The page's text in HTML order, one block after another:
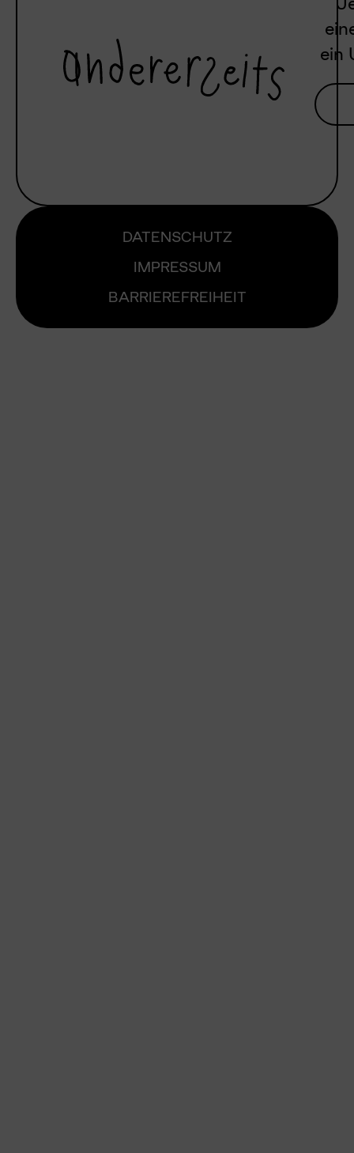
ein
DATENSCHUTZ
IMPRESSUM
BARRIEREFREIHEIT